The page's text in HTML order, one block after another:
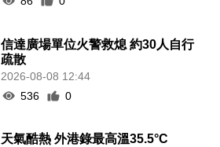
信達廣場單位火警救熄 約30人自行
疏散
2026-08-08 12:44
536
0
天氣酷熱 外港錄最高溫35.5°C